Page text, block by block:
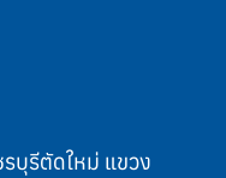
บุรีตัดใหม่ แขวง